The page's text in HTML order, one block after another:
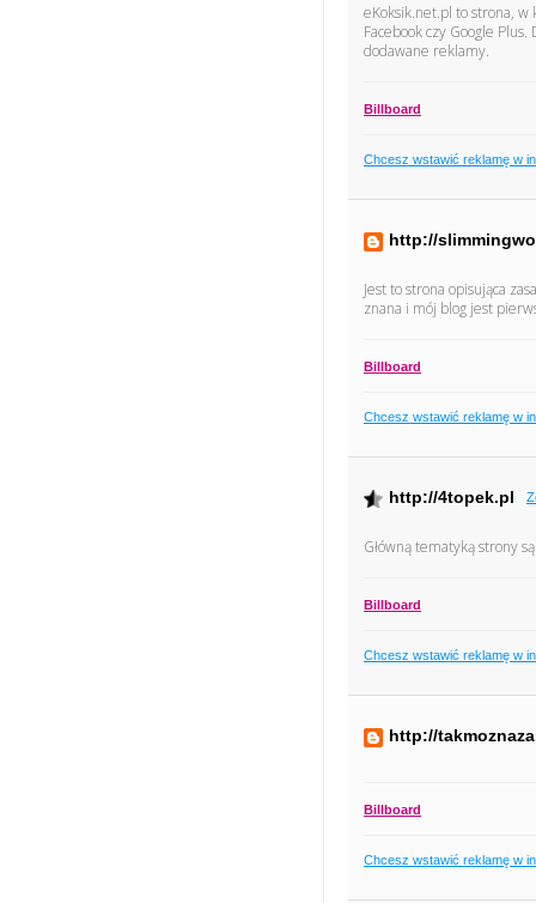
eKoksik.net.pl to strona,
Facebook czy Google
dodawane reklamy.
Billboard
Chcesz wstawić reklamę w
http://
Jest to strona opisująca
znana i mój blog jest
Billboard
Chcesz wstawić reklamę w
http://4topek.pl
Główną tematyką strony
Billboard
Chcesz wstawić reklamę w
http://
Billboard
Chcesz wstawić reklamę w